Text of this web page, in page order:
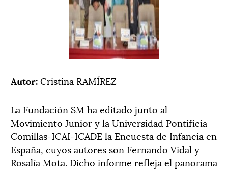
Autor:Cristina RAMÍREZ
La Fundación SM ha editado junto al
Movimiento Junior y la Universidad Pontificia
Comillas-ICAI-ICADE la Encuesta de Infancia en
España, cuyos autores son Fernando Vidal y
Rosalía Mota. Dicho informe refleja el panorama